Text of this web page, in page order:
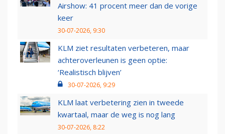
Airshow: 41 procent meer dan de vorige
keer
30-07-2026, 9:30
KLM ziet resultaten verbeteren, maar
achteroverleunen is geen optie:
‘Realistisch blijven’
30-07-2026, 9:29
KLM laat verbetering zien in tweede
kwartaal, maar de weg is nog lang
30-07-2026, 8:22